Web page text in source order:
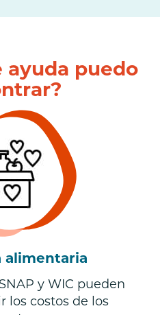
ayuda puedo
alimentaria
y WIC pueden
los costos de los